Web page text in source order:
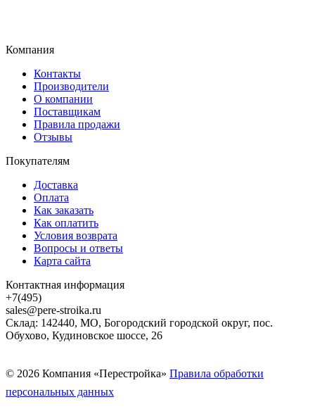
Компания
Контакты
Производители
О компании
Поставщикам
Правила продажи
Отзывы
Покупателям
Доставка
Оплата
Как заказать
Как оплатить
Условия возврата
Вопросы и ответы
Карта сайта
Контактная информация
+7(495)
sales@pere-stroika.ru
Склад: 142440, МО, Богородский городской округ, пос.
Обухово, Кудиновское шоссе, 26
© 2026 Компания «Перестройка» Правила обработки
персональных данных